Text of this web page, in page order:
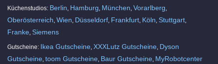
Küchenstudios: Berlin Hamburg München Vorarlberg
Oberösterreich Wien Düsseldorf Frankfurt Köln Stuttgart
Franke Siemens
Gutscheine: Ikea Gutscheine XXXLutz Gutscheine Dyson
Gutscheine toom Gutscheine Baur Gutscheine MyRobotcenter